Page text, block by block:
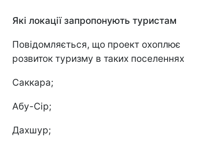
Які локації запропонують туристам
Повідомляється, що проект охоплює
розвиток туризму в таких поселеннях
Саккара;
Абу-Сір;
Дахшур;